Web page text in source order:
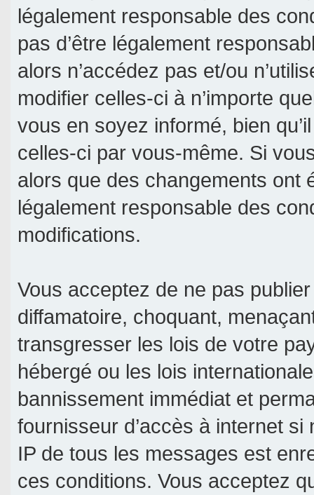
légalement responsable des
pas d’être légalement
alors n’accédez pas et/ou
modifier celles-ci à n’importe
vous en soyez informé, bien
celles-ci par vous-même. Si
alors que des changements ont
légalement responsable des
modifications.
Vous acceptez de ne pas
diffamatoire, choquant,
transgresser les lois de votre
hébergé ou les lois
bannissement immédiat et
fournisseur d’accès à internet
IP de tous les messages est
ces conditions. Vous acceptez